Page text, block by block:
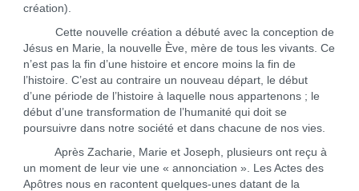
création).
Cette nouvelle création a débuté avec la conception de
Jésus en Marie, la nouvelle Ève, mère de tous les vivants. Ce
n’est pas la fin d’une histoire et encore moins la fin de
l’histoire. C’est au contraire un nouveau départ, le début
d’une période de l’histoire à laquelle nous appartenons ; le
début d’une transformation de l’humanité qui doit se
poursuivre dans notre société et dans chacune de nos vies.
Après Zacharie, Marie et Joseph, plusieurs ont reçu à
un moment de leur vie une « annonciation ». Les Actes des
Apôtres nous en racontent quelques-unes datant de la